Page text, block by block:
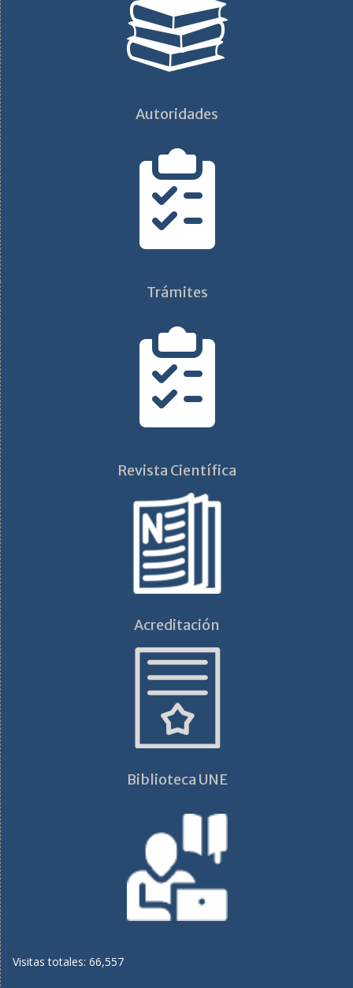
Autoridades
Trámites
Revista Científica
Acreditación
Biblioteca UNE
Visitas totales: 66,557